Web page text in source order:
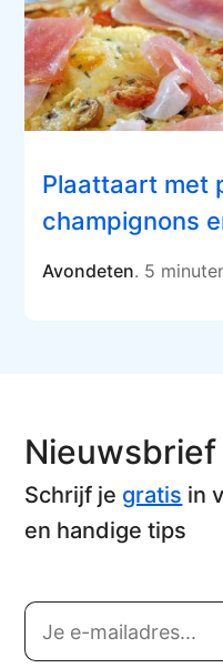
Plaattaart met
champignons
Avondeten. 5
Nieuwsbrief
Schrijf je gratis in
en handige tips